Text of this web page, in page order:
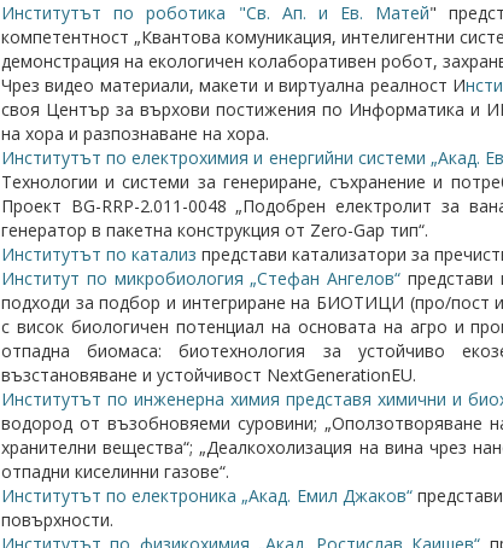
Институтът по роботика "Св. Ап. и Ев. Матей"
компетентност „Квантова комуникация, интелигентни
демонстрация на екологичен колаборативен робот,
Чрез видео материали, макети и виртуална реалност И
своя Център за върхови постижения по Информатика и
на хора и разпознаване на хора.
Институтът по електрохимия и енергийни системи „Акад.
Технологии и системи за генериране, съхранение и
Проект BG-RRP-2.011-0048 „Подобрен електролит за
генератор в пакетна конструкция от Zero-Gap тип“.
Институтът по катализ представи катализатори за
Институт по микробиология „Стефан Ангелов“ представи
подходи за подбор и интегриране на БИОТИЦИ (про/пост
с висок биологичен потенциал на основата на агро и
отпадна биомаса: биотехнология за устойчиво
възстановяване и устойчивост NextGenerationEU.
Институтът по инженерна химия представя химични и
водород от възобновяеми суровини; „Оползотворяване
хранителни вещества“; „Деалкохолизация на вина чрез
отпадни киселинни газове“.
Институтът по електроника „Акад. Емил Джаков“
повърхности.